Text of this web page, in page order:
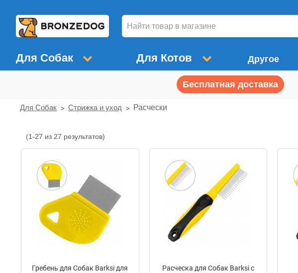
Для Собак Для Котов Другое
Бесплатная доставка
Для Собак Стрижка и уход Расчески
Расчески
(1-27 из 27 результатов)
Гребень для Собак Barksi для
Расческа для Собак Barksi с